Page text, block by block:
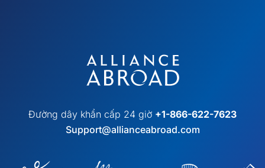
Đường dây khẩn cấp 24 giờ +1-866-622-7623
Support@allianceabroad.com